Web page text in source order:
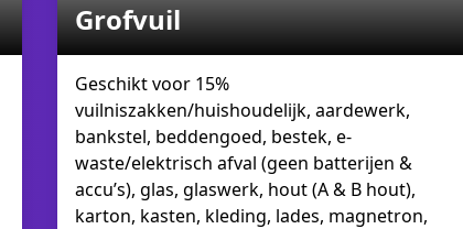
Grofvuil
Geschikt voor 15%
vuilniszakken/huishoudelijk, aardewerk,
bankstel, beddengoed, bestek, e-
waste/elektrisch afval (geen batterijen &
accu’s), glas, glaswerk, hout (A & B hout),
karton, kasten, kleding, lades, magnetron,